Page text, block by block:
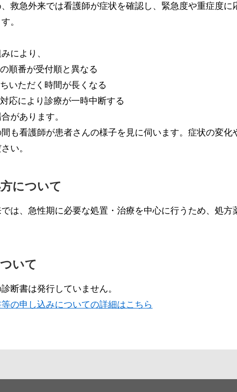
救急外来では看護師が症状を確認し、緊急度や重症度
。
により、
順番が受付順と異なる
いただく時間が長くなる
応により診療が一時中断する
があります。
も看護師が患者さんの様子を見に伺います。症状の変
い。
について
は、急性期に必要な処置・治療を中心に行うため、処方
いて
断書は発行していません。
等の申し込みについての詳細はこちら